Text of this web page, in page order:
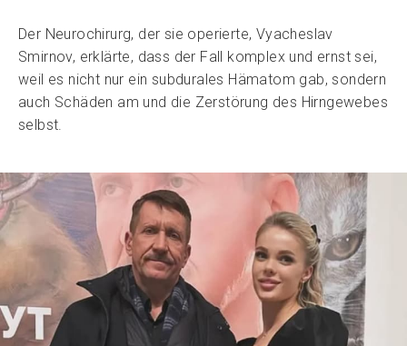
Der Neurochirurg, der sie operierte, Vyacheslav
Smirnov, erklärte, dass der Fall komplex und ernst sei,
weil es nicht nur ein subdurales Hämatom gab, sondern
auch Schäden am und die Zerstörung des Hirngewebes
selbst.